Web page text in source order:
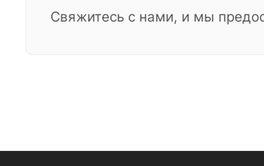
Свяжитесь с нами, и мы